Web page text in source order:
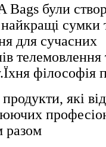
Bags були
сумки
для сучасних
телемовлення
філософія
які
разом